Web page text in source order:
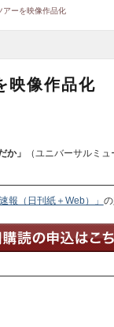
アーを映像作品化
映像作品化
か」 （ユニバーサルミ
報（日刊紙＋Web）」